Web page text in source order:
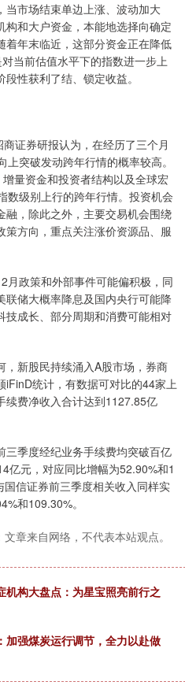
市场结束单边上涨、波动加大
和大户资金，本能地选择向确定
年末临近，这部分资金正在降低
当前估值水平下的指数进一步上
性获利了结、锁定收益。
证券研报认为，在经历了三个月
突破发动跨年行情的概率较高。
量资金和投资者结构以及全球宏
数级别上行的跨年行情。投资机会
，除此之外，主要交易机会围绕
方向，重点关注涨价资源品、服
政策和外部事件可能偏积极，同
联储大概率降息及国内央行可能降
成长、部分周期和消费可能相对
新股民持续涌入A股市场，券商
iFinD统计，有数据可对比的44家上
续费净收入合计达到1127.85亿
季度经纪业务手续费均突破百亿
亿元，对应同比增幅为52.90%和1
信证券前三季度相关收入同样实
和109.30%。
章来自网络，不代表本站观点。
机构大盘点：为星宝照亮前行之
加强煤炭运行调节，全力以赴做